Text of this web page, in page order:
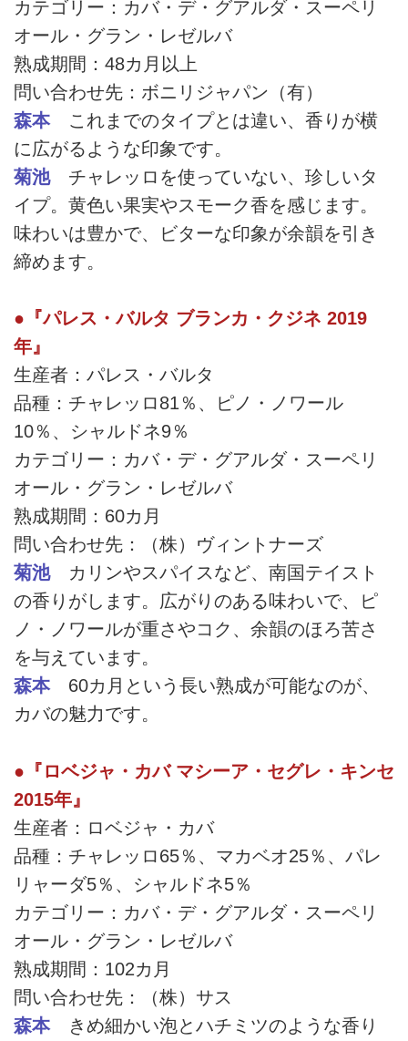
カテゴリー：カバ・デ・グアルダ・スーペリ
オール・グラン・レゼルバ
熟成期間：48カ月以上
問い合わせ先：ボニリジャパン（有）
森本これまでのタイプとは違い、香りが横
に広がるような印象です。
菊池チャレッロを使っていない、珍しいタ
イプ。黄色い果実やスモーク香を感じます。
味わいは豊かで、ビターな印象が余韻を引き
締めます。
●『パレス・バルタ ブランカ・クジネ 2019
年』
生産者：パレス・バルタ
品種：チャレッロ81％、ピノ・ノワール
10％、シャルドネ9％
カテゴリー：カバ・デ・グアルダ・スーペリ
オール・グラン・レゼルバ
熟成期間：60カ月
問い合わせ先：（株）ヴィントナーズ
菊池カリンやスパイスなど、南国テイスト
の香りがします。広がりのある味わいで、ピ
ノ・ノワールが重さやコク、余韻のほろ苦さ
を与えています。
森本60カ月という長い熟成が可能なのが、
カバの魅力です。
●『ロベジャ・カバ マシーア・セグレ・キンセ
2015年』
生産者：ロベジャ・カバ
品種：チャレッロ65％、マカベオ25％、パレ
リャーダ5％、シャルドネ5％
カテゴリー：カバ・デ・グアルダ・スーペリ
オール・グラン・レゼルバ
熟成期間：102カ月
問い合わせ先：（株）サス
森本きめ細かい泡とハチミツのような香り